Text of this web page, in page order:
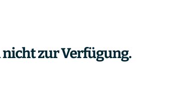
zur Verfügung.